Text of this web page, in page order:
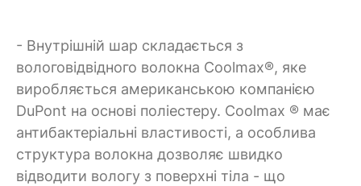
- Внутрішній шар складається з
вологовідвідного волокна Coolmax®, яке
виробляється американською компанією
DuPont на основі поліестеру. Coolmax ® має
антибактеріальні властивості, а особлива
структура волокна дозволяє швидко
відводити вологу з поверхні тіла - що